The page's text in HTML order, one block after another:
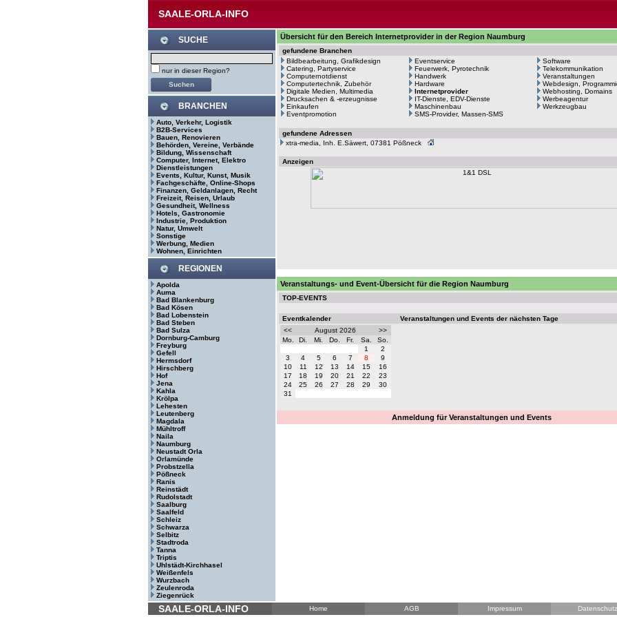
SAALE-ORLA-INFO
SUCHE
nur in dieser Region?
BRANCHEN
Auto, Verkehr, Logistik
B2B-Services
Bauen, Renovieren
Behörden, Vereine, Verbände
Bildung, Wissenschaft
Computer, Internet, Elektro
Dienstleistungen
Events, Kultur, Kunst, Musik
Fachgeschäfte, Online-Shops
Finanzen, Geldanlagen, Recht
Freizeit, Reisen, Urlaub
Gesundheit, Wellness
Hotels, Gastronomie
Industrie, Produktion
Natur, Umwelt
Sonstige
Werbung, Medien
Wohnen, Einrichten
REGIONEN
Apolda
Auma
Bad Blankenburg
Bad Kösen
Bad Lobenstein
Bad Steben
Bad Sulza
Dornburg-Camburg
Freyburg
Gefell
Hermsdorf
Hirschberg
Hof
Jena
Kahla
Krölpa
Lehesten
Leutenberg
Magdala
Mühltroff
Naila
Naumburg
Neustadt Orla
Orlamünde
Probstzella
Pößneck
Ranis
Reinstädt
Rudolstadt
Saalburg
Saalfeld
Schleiz
Schwarza
Selbitz
Stadtroda
Tanna
Triptis
Uhlstädt-Kirchhasel
Weißenfels
Wurzbach
Zeulenroda
Ziegenrück
Übersicht für den Bereich Internetprovider in der Region Naumburg
gefundene Branchen
Bildbearbeitung, Grafikdesign
Catering, Partyservice
Computernotdienst
Computertechnik, Zubehör
Digitale Medien, Multimedia
Drucksachen & -erzeugnisse
Einkaufen
Eventpromotion
Eventservice
Feuerwerk, Pyrotechnik
Handwerk
Hardware
Internetprovider
IT-Dienste, EDV-Dienste
Maschinenbau
SMS-Provider, Massen-SMS
Software
Telekommunikation
Veranstaltungen
Webdesign,
Webhosting, Domains
Werbeagentur
Werkzeugbau
gefundene Adressen
xtra-media, Inh. E.Säwert, 07381 Pößneck
Anzeigen
Veranstaltungs- und Event-Übersicht für die Region Naumburg
TOP-EVENTS
Eventkalender
Veranstaltungen und Events der nächsten Tage
<<
August 2026
>>
Mo.
Di. Mi. Do. Fr. Sa.
So.
1
2
3
4 5 6 7 8
9
10
11 12 13 14 15
16
17
18 19 20 21 22
23
24
25 26 27 28 29
30
31
Anmeldung für Veranstaltungen und Events
SAALE-ORLA-INFO Home AGB Impressum Datenschutz